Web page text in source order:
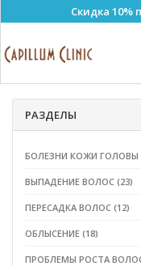
Скидка 10%
Консультация
РАЗДЕЛЫ
БОЛЕЗНИ КОЖИ ГОЛОВЫ
ВЫПАДЕНИЕ ВОЛОС (23)
ПЕРЕСАДКА ВОЛОС (12)
ОБЛЫСЕНИЕ (18)
ПРОБЛЕМЫ РОСТА